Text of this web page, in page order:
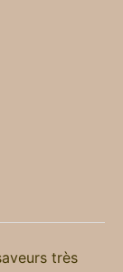
très